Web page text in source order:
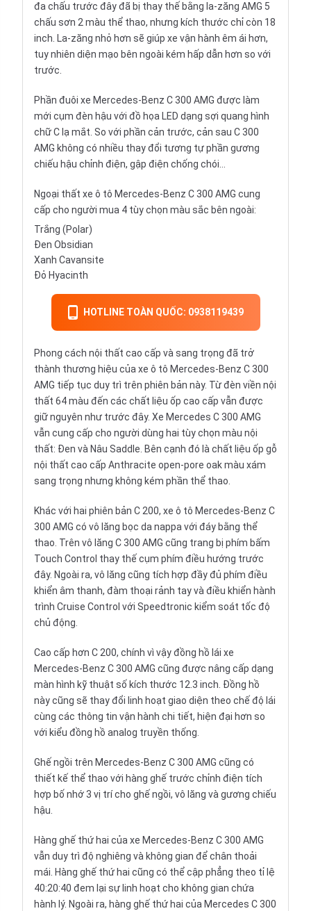
đa chấu trước đây đã bị thay thế bằng la-zăng AMG 5
chấu sơn 2 màu thể thao, nhưng kích thước chỉ còn 18
inch. La-zăng nhỏ hơn sẽ giúp xe vận hành êm ái hơn,
tuy nhiên diện mạo bên ngoài kém hấp dẫn hơn so với
trước.
Phần đuôi xe Mercedes-Benz C 300 AMG được làm
mới cụm đèn hậu với đồ họa LED dạng sợi quang hình
chữ C lạ mắt. So với phần cản trước, cản sau C 300
AMG không có nhiều thay đổi tương tự phần gương
chiếu hậu chỉnh điện, gập điện chống chói…
Ngoại thất xe ô tô Mercedes-Benz C 300 AMG cung
cấp cho người mua 4 tùy chọn màu sắc bên ngoài:
Trắng (Polar)
Đen Obsidian
Xanh Cavansite
Đỏ Hyacinth
HOTLINE TOÀN QUỐC: 0938119439
Phong cách nội thất cao cấp và sang trọng đã trở
thành thương hiệu của xe ô tô Mercedes-Benz C 300
AMG tiếp tục duy trì trên phiên bản này. Từ đèn viền nội
thất 64 màu đến các chất liệu ốp cao cấp vẫn được
giữ nguyên như trước đây. Xe Mercedes C 300 AMG
vẫn cung cấp cho người dùng hai tùy chọn màu nội
thất: Đen và Nâu Saddle. Bên cạnh đó là chất liệu ốp gỗ
nội thất cao cấp Anthracite open-pore oak màu xám
sang trọng nhưng không kém phần thể thao.
Khác với hai phiên bản C 200, xe ô tô Mercedes-Benz C
300 AMG có vô lăng bọc da nappa với đáy bằng thể
thao. Trên vô lăng C 300 AMG cũng trang bị phím bấm
Touch Control thay thế cụm phím điều hướng trước
đây. Ngoài ra, vô lăng cũng tích hợp đầy đủ phím điều
khiển âm thanh, đàm thoại rảnh tay và điều khiển hành
trình Cruise Control với Speedtronic kiểm soát tốc độ
chủ động.
Cao cấp hơn C 200, chính vì vậy đồng hồ lái xe
Mercedes-Benz C 300 AMG cũng được nâng cấp dạng
màn hình kỹ thuật số kích thước 12.3 inch. Đồng hồ
này cũng sẽ thay đổi linh hoạt giao diện theo chế độ lái
cùng các thông tin vận hành chi tiết, hiện đại hơn so
với kiểu đồng hồ analog truyền thống.
Ghế ngồi trên Mercedes-Benz C 300 AMG cũng có
thiết kế thể thao với hàng ghế trước chỉnh điện tích
hợp bố nhớ 3 vị trí cho ghế ngồi, vô lăng và gương chiếu
hậu.
Hàng ghế thứ hai của xe Mercedes-Benz C 300 AMG
vẫn duy trì độ nghiêng và không gian để chân thoải
mái. Hàng ghế thứ hai cũng có thể cập phẳng theo tỉ lệ
40:20:40 đem lại sự linh hoạt cho không gian chứa
hành lý. Ngoài ra, hàng ghế thứ hai của Mercedes C 300